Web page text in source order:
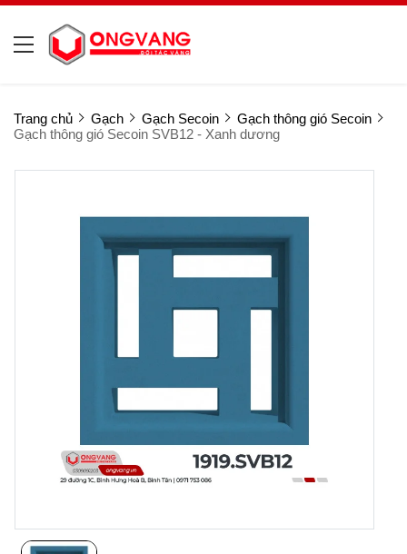
Trang chủ Gạch Gạch Secoin
Gạch thông gió Secoin
Gạch thông gió Secoin SVB12 - Xanh dương